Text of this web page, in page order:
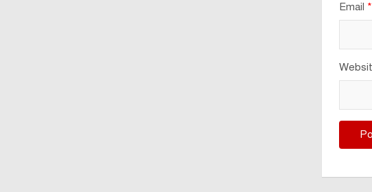
Email *